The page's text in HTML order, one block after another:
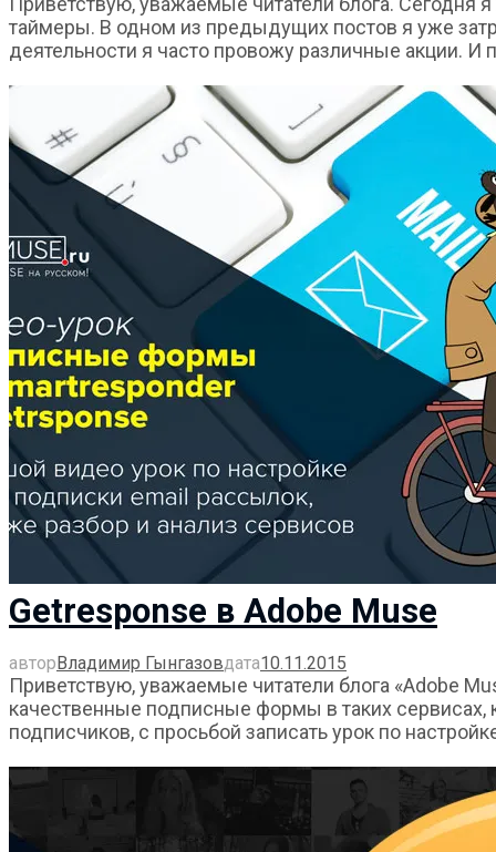
Заработать
таймеры. В одном из предыдущих постов я уже
деятельности я часто провожу различные акции. И
Getresponse в Adobe Muse
автор Владимир Гынгазовдата10.11.2015
Приветствую, уважаемые читатели блога «Adobe
качественные подписные формы в таких
подписчиков, с просьбой записать урок по